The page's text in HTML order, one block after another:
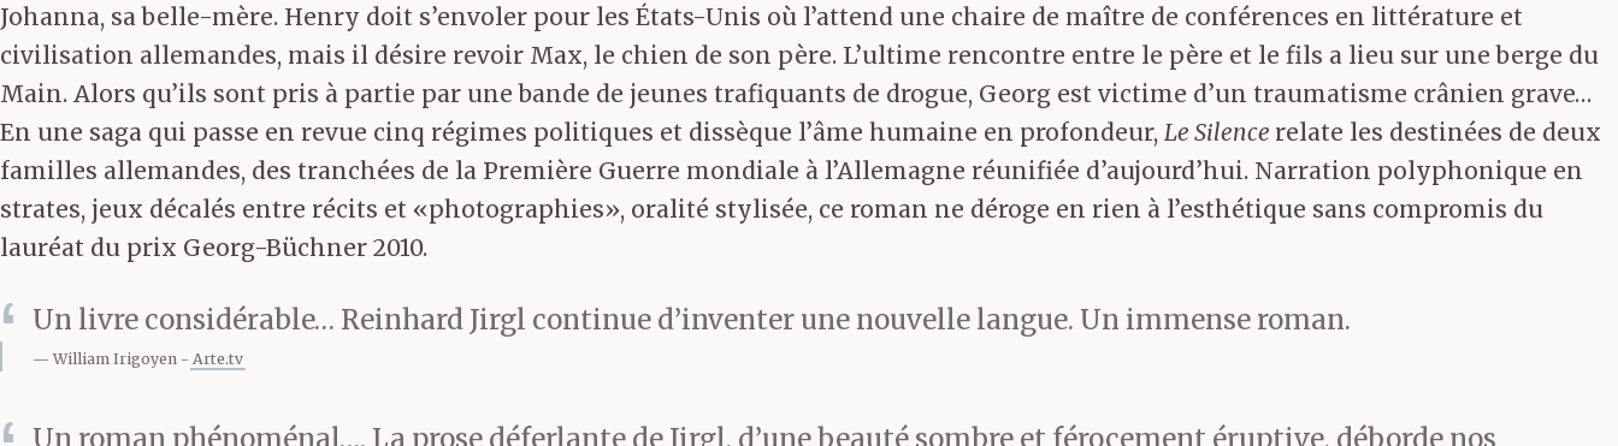
Johanna, sa belle-mère. Henry doit s’envoler pour les États-Unis où l’attend une chaire de maître de conférences en littérature et
civilisation allemandes, mais il désire revoir Max, le chien de son père. L’ultime rencontre entre le père et le fils a lieu sur une berge du
Main. Alors qu’ils sont pris à partie par une bande de jeunes trafiquants de drogue, Georg est victime d’un traumatisme crânien grave…
En une saga qui passe en revue cinq régimes politiques et dissèque l’âme humaine en profondeur, Le Silence relate les destinées de deux
familles allemandes, des tranchées de la Première Guerre mondiale à l’Allemagne réunifiée d’aujourd’hui. Narration polyphonique en
strates, jeux décalés entre récits et «photographies», oralité stylisée, ce roman ne déroge en rien à l’esthétique sans compromis du
lauréat du prix Georg-Büchner 2010.
Un livre considérable… Reinhard Jirgl continue d’inventer une nouvelle langue. Un immense roman.
William Irigoyen Arte.tv
Un roman phénoménal…. La prose déferlante de Jirgl, d’une beauté sombre et férocement éruptive, déborde nos